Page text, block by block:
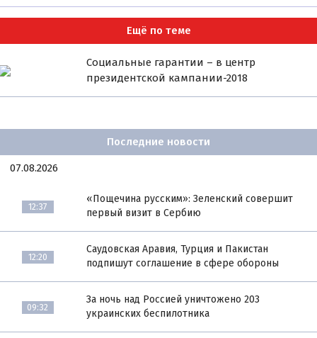
Ещё по теме
Социальные гарантии – в центр
президентской кампании-2018
Последние новости
07.08.2026
12:37
«Пощечина русским»: Зеленский совершит
первый визит в Сербию
12:20
Саудовская Аравия, Турция и Пакистан
подпишут соглашение в сфере обороны
09:32
За ночь над Россией уничтожено 203
украинских беспилотника